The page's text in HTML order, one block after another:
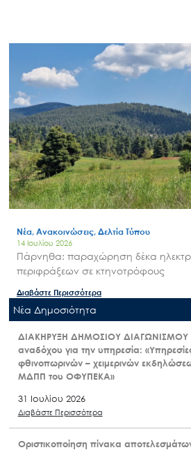
Νέα, Ανακοινώσεις, Δελτία Τύπου
14 Ιουλίου 2026
Πάρνηθα: παραχώρηση δέκα
περιφράξεων σε κτηνοτρόφους
Διαβάστε Περισσότερα
Nέα Δημοσιότητα
ΔΙΑΚΗΡΥΞΗ ΔΗΜΟΣΙΟΥ ΔΙΑΓΩΝΙΣΜΟΥ
αναδόχου για την υπηρεσία:
φθινοπωρινών – χειμερινών
ΜΔΠΠ του ΟΦΥΠΕΚΑ»
31 Ιουλίου 2026
Διαβάστε Περισσότερα
Οριστικοποίηση πίνακα